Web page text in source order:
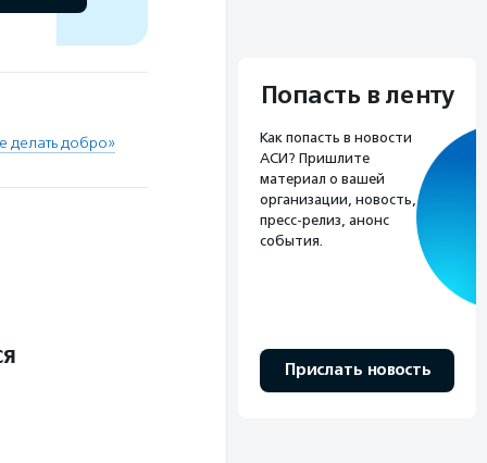
делать добро»
Попасть в ленту
Как попасть в новости
АСИ? Пришлите
материал о вашей
организации, новость,
пресс-релиз, анонс
события.
Прислать новость